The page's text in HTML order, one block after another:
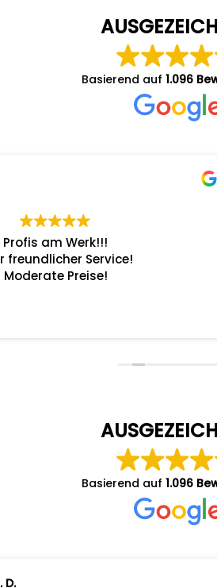
Basierend auf 1.096
Servicetermin, von der
Fahrzeugabholung
Basierend auf 1.096